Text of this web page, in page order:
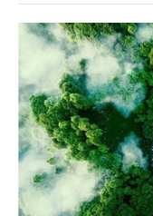
đồng thời mở ra
phẩm phát thải
nghiệp.